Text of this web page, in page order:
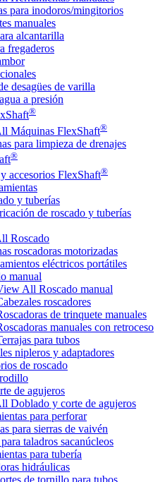
para inodoros/mingitorios
manuales
alcantarilla
fregaderos
desagües de varilla
a presión
®
Máquinas FlexShaft®
para limpieza de drenajes
®
accesorios FlexShaft®
y tuberías
de roscado y tuberías
Roscado
roscadoras motorizadas
eléctricos portátiles
manual
All Roscado manual
roscadores
de trinquete manuales
manuales con retroceso
para tubos
nipleros y adaptadores
de roscado
de agujeros
Doblado y corte de agujeros
para perforar
para sierras de vaivén
taladros sacanúcleos
para tubería
hidráulicas